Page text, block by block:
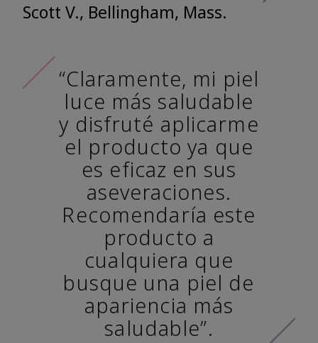
Scott V., Bellingham, Mass.
“Claramente, mi piel
luce más saludable
y disfruté aplicarme
el producto ya que
es eficaz en sus
aseveraciones.
Recomendaría este
producto a
cualquiera que
busque una piel de
apariencia más
saludable”.